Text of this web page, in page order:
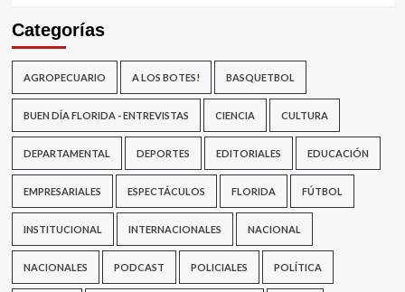
Categorías
AGROPECUARIO A LOS BOTES! BASQUETBOL
BUEN DÍA FLORIDA - ENTREVISTAS CIENCIA CULTURA
DEPARTAMENTAL DEPORTES EDITORIALES EDUCACIÓN
EMPRESARIALES ESPECTÁCULOS FLORIDA FÚTBOL
INSTITUCIONAL INTERNACIONALES NACIONAL
NACIONALES PODCAST POLICIALES POLÍTICA